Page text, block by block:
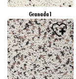
Granada1